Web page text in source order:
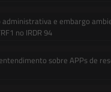
administrativa e embargo
no IRDR 94
sobre APPs de